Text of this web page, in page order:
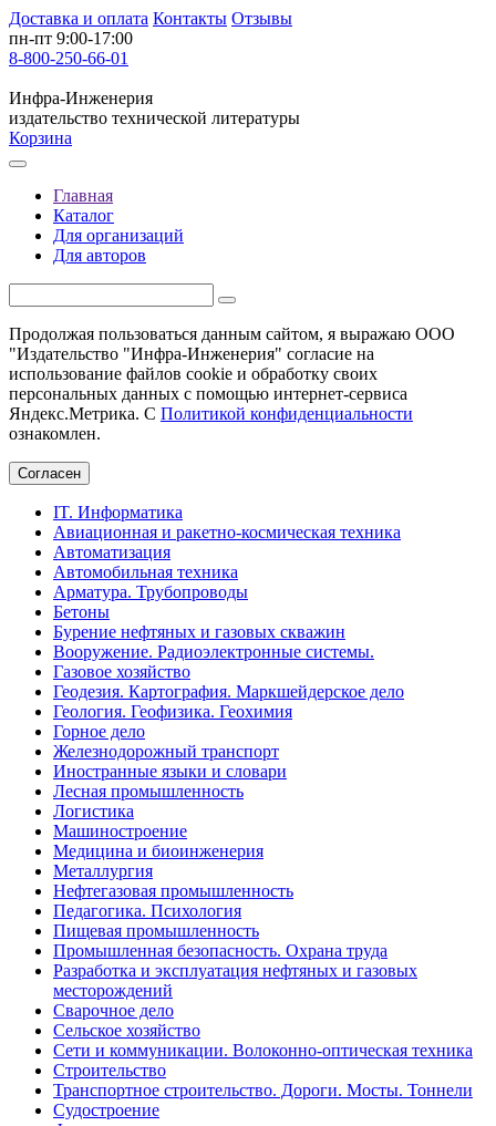
Доставка и оплата Контакты Отзывы
пн-пт 9:00-17:00
8-800-250-66-01
Инфра-Инженерия
издательство технической литературы
Корзина
Главная
Каталог
Для организаций
Для авторов
Продолжая пользоваться данным сайтом, я выражаю ООО
"Издательство "Инфра-Инженерия" согласие на
использование файлов cookie и обработку своих
персональных данных с помощью интернет-сервиса
Яндекс.Метрика. С Политикой конфиденциальности
ознакомлен.
Согласен
IT. Информатика
Авиационная и ракетно-космическая техника
Автоматизация
Автомобильная техника
Арматура. Трубопроводы
Бетоны
Бурение нефтяных и газовых скважин
Вооружение. Радиоэлектронные системы.
Газовое хозяйство
Геодезия. Картография. Маркшейдерское дело
Геология. Геофизика. Геохимия
Горное дело
Железнодорожный транспорт
Иностранные языки и словари
Лесная промышленность
Логистика
Машиностроение
Медицина и биоинженерия
Металлургия
Нефтегазовая промышленность
Педагогика. Психология
Пищевая промышленность
Промышленная безопасность. Охрана труда
Разработка и эксплуатация нефтяных и газовых
месторождений
Сварочное дело
Сельское хозяйство
Сети и коммуникации. Волоконно-оптическая техника
Строительство
Транспортное строительство. Дороги. Мосты. Тоннели
Судостроение